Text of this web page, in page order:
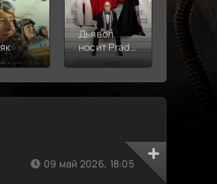
Дьявол
носит Prada
2
09 май 2026, 18:05